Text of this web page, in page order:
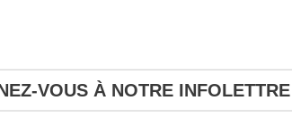
VOUS À NOTRE INFOLETTRE